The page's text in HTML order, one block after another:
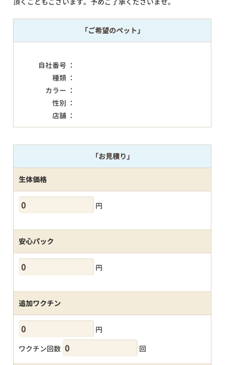
「ご希望のペット」
自社番号 ：
種類 ：
カラー ：
性別 ：
店舗 ：
「お見積り」
生体価格
円
安心パック
円
追加ワクチン
円
ワクチン回数
回